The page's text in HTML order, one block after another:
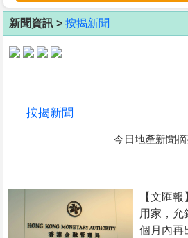
客
地
產
新聞資訊 > 按揭新聞
按揭新聞
今日地產新聞
【文匯
用家，允
個月內再